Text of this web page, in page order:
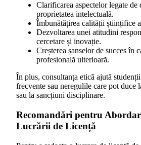
Clarificarea aspectelor legate de
proprietatea intelectuală.
Îmbunătățirea calității științifice
Dezvoltarea unei atitudini
cercetare și inovație.
Creșterea șanselor de succes în
profesională ulterioară.
În plus, consultanța etică ajută
frecvente sau neregulile care pot duce
sau la sancțiuni disciplinare.
Recomandări pentru
Lucrării de Licență